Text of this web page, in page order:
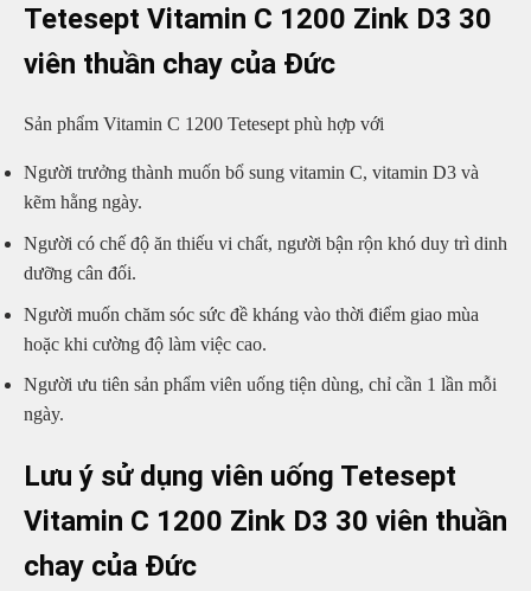
Tetesept Vitamin C 1200 Zink D3 30
viên thuần chay của Đức
Sản phẩm Vitamin C 1200 Tetesept phù hợp với
Người trưởng thành muốn bổ sung vitamin C, vitamin D3 và
kẽm hằng ngày.
Người có chế độ ăn thiếu vi chất, người bận rộn khó duy trì dinh
dưỡng cân đối.
Người muốn chăm sóc sức đề kháng vào thời điểm giao mùa
hoặc khi cường độ làm việc cao.
Người ưu tiên sản phẩm viên uống tiện dùng, chỉ cần 1 lần mỗi
ngày.
Lưu ý sử dụng viên uống Tetesept
Vitamin C 1200 Zink D3 30 viên thuần
chay của Đức